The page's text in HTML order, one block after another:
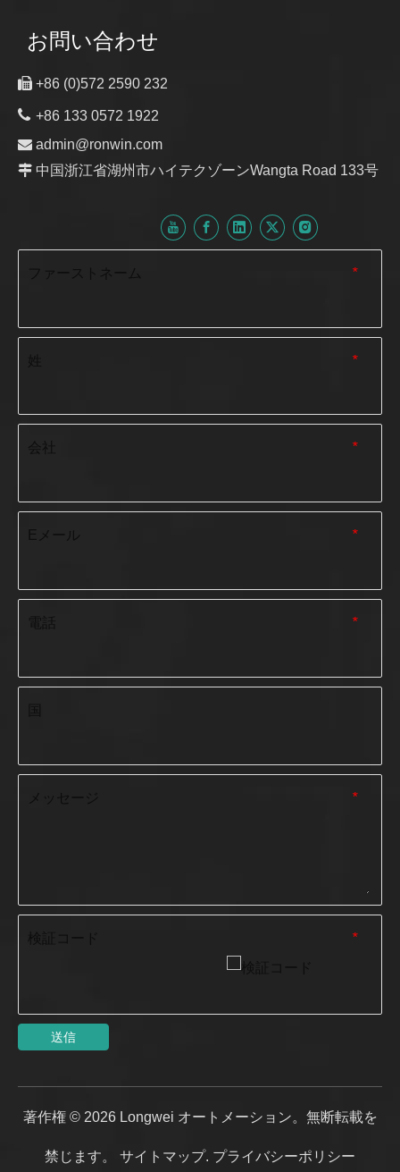
お問い合わせ
 +86 (0)572 2590 232
 +86 133 0572 1922
 admin@ronwin.com
 中国浙江省湖州市ハイテクゾーンWangta Road 133号
*
*
*
会社
*
Eメール
*
*
*
送信
著作権 © 2026Longwei オートメーション。無断転載を
禁じます。 サイトマップ. プライバシーポリシー